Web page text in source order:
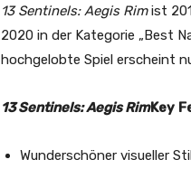
13 Sentinels: Aegis Rimist
2020 in der Kategorie „Best
hochgelobte Spiel erscheint
13 Sentinels: Aegis RimKey
Wunderschöner visueller